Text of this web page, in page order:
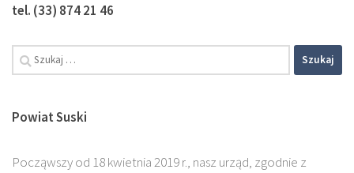
tel. (33) 874 21 46
Szukaj:
Powiat Suski
Począwszy od 18 kwietnia 2019 r., nasz urząd, zgodnie z